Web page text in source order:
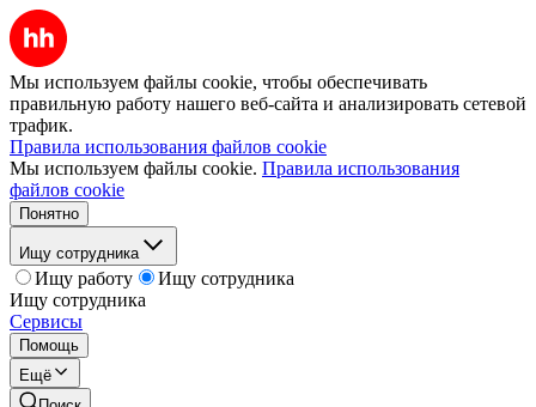
Мы используем файлы cookie, чтобы обеспечивать
правильную работу нашего веб-сайта и анализировать сетевой
трафик.
Правила использования файлов cookie
Мы используем файлы cookie. Правила использования
файлов cookie
Понятно
Ищу сотрудника
Ищу работу
Ищу сотрудника
Ищу сотрудника
Сервисы
Помощь
Ещё